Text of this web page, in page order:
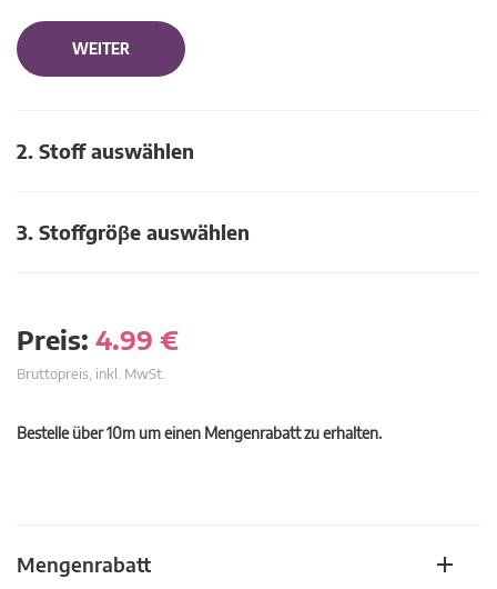
WEITER
2. Stoff auswählen
3. Stoffgröβe auswählen
Preis: 4.99 €
Bruttopreis, inkl. MwSt.
Bestelle über 10m um einen Mengenrabatt zu erhalten.
Mengenrabatt